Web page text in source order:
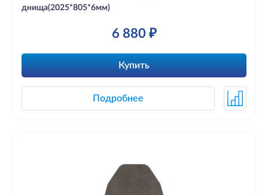
днища(2025*805*6мм)
6 880 ₽
Купить
Подробнее